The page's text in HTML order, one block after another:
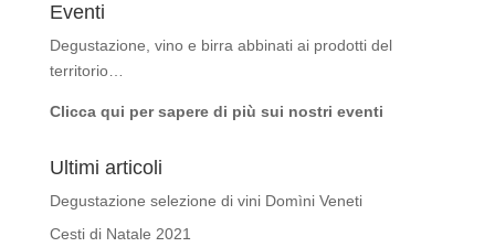
Eventi
Degustazione, vino e birra abbinati ai prodotti del
territorio…
Clicca qui per sapere di più sui nostri eventi
Ultimi articoli
Degustazione selezione di vini Domìni Veneti
Cesti di Natale 2021